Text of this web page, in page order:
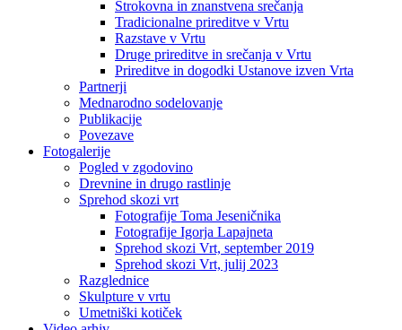
Strokovna in znanstvena srečanja
Tradicionalne prireditve v Vrtu
Razstave v Vrtu
Druge prireditve in srečanja v Vrtu
Prireditve in dogodki Ustanove izven Vrta
Partnerji
Mednarodno sodelovanje
Publikacije
Povezave
Fotogalerije
Pogled v zgodovino
Drevnine in drugo rastlinje
Sprehod skozi vrt
Fotografije Toma Jeseničnika
Fotografije Igorja Lapajneta
Sprehod skozi Vrt, september 2019
Sprehod skozi Vrt, julij 2023
Razglednice
Skulpture v vrtu
Umetniški kotiček